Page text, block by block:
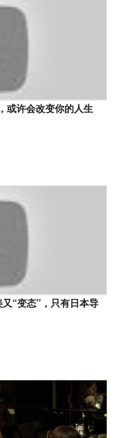
或许会改变你的人生
“变态”，只有日本导